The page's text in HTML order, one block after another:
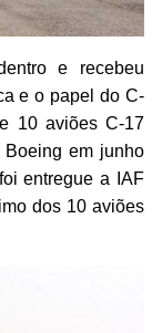
e recebeu
e o papel do C-
10 aviões C-17
Boeing em junho
entregue a IAF
dos 10 aviões